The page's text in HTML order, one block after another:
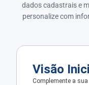
dados cadastrais e
personalize com
Visão
Complemente a